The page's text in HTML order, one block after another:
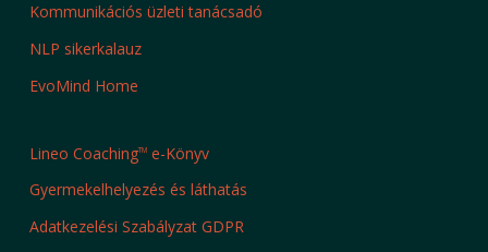
Kommunikációs üzleti tanácsadó
NLP sikerkalauz
EvoMind Home
Lineo CoachingTMe-Könyv
Gyermekelhelyezés és láthatás
Adatkezelési Szabályzat GDPR